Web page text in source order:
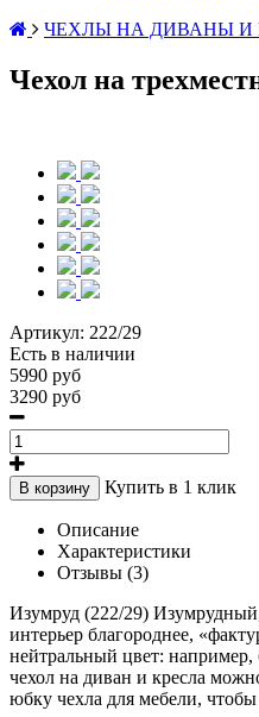
ЧЕХЛЫ НА ДИВАНЫ И
Чехол на
Артикул: 222/29
Есть в наличии
5990 руб
3290 руб
В корзину Купить в 1 клик
Описание
Характеристики
Отзывы (3)
Изумруд (222/29) Изумрудный,
интерьер благороднее,
нейтральный цвет: например,
чехол на диван и кресла
юбку чехла для мебели, чтобы